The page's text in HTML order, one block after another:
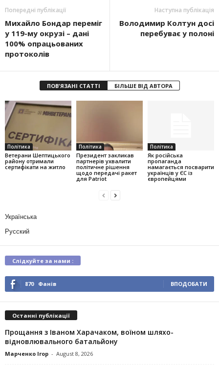
Попередні публікації
Михайло Бондар переміг
у 119-му окрузі – дані
100% опрацьованих
протоколів
Наступна публікація
Володимир Колтун досі
перебуває у полоні
ПОВ'ЯЗАНІ СТАТТІ БІЛЬШЕ ВІД АВТОРА
Політика
Ветерани Шептицького
району отримали
сертифікати на житло
Політика
Президент закликав
партнерів ухвалити
політичне рішення
щодо передачі ракет
для Patriot
Політика
Як російська
пропаганда
намагається посварити
українців у ЄС із
європейцями
Українська
Русский
Слідкуйте за нами :
870 Фанів ВПОДОБАТИ
Останні публікації
Прощання з Іваном Харачаком, воїном шляхо-
відновлювального батальйону
Марченко Ігор - August 8, 2026